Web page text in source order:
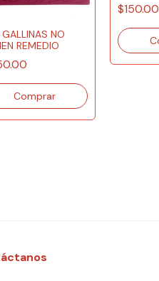
NO
REMEDIO
$150.00